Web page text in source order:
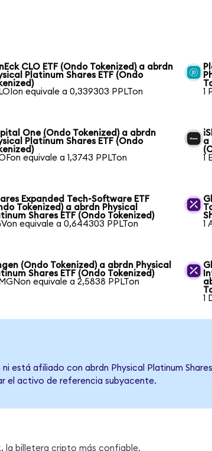
CLO ETF (Ondo Tokenized) a abrdn
Platinum Shares ETF (Ondo
equivale a 0,339303 PPLTon
1
One (Ondo Tokenized) a abrdn
Platinum Shares ETF (Ondo
equivale a 1,3743 PPLTon
a
1
Expanded Tech-Software ETF
Tokenized) a abrdn Physical
Shares ETF (Ondo Tokenized)
equivale a 0,644303 PPLTon
1
(Ondo Tokenized) a abrdn Physical
Shares ETF (Ondo Tokenized)
equivale a 2,5838 PPLTon
1
afiliado con abrdn Physical Platinum
el activo de referencia subyacente.
la billetera cripto más confiable.